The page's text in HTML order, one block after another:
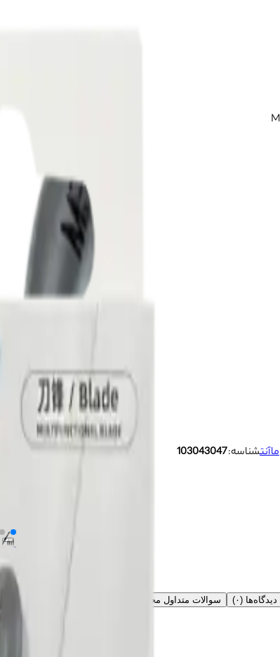
ماآنتشناسه:103043047
دیدگاه‌ها (۰) سوالات متداول محصول